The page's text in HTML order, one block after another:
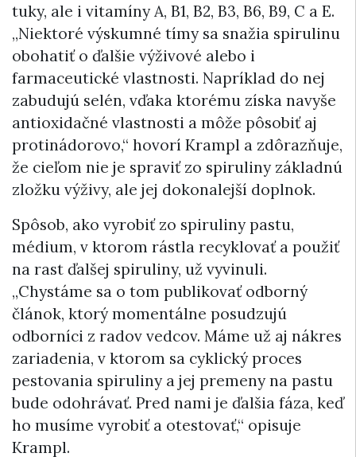
tuky, ale i vitamíny A, B1, B2, B3, B6, B9, C a E.
„Niektoré výskumné tímy sa snažia spirulinu
obohatiť o ďalšie výživové alebo i
farmaceutické vlastnosti. Napríklad do nej
zabudujú selén, vďaka ktorému získa navyše
antioxidačné vlastnosti a môže pôsobiť aj
protinádorovo,“ hovorí Krampl a zdôrazňuje,
že cieľom nie je spraviť zo spiruliny základnú
zložku výživy, ale jej dokonalejší doplnok.
Spôsob, ako vyrobiť zo spiruliny pastu,
médium, v ktorom rástla recyklovať a použiť
na rast ďalšej spiruliny, už vyvinuli.
„Chystáme sa o tom publikovať odborný
článok, ktorý momentálne posudzujú
odborníci z radov vedcov. Máme už aj nákres
zariadenia, v ktorom sa cyklický proces
pestovania spiruliny a jej premeny na pastu
bude odohrávať. Pred nami je ďalšia fáza, keď
ho musíme vyrobiť a otestovať,“ opisuje
Krampl.